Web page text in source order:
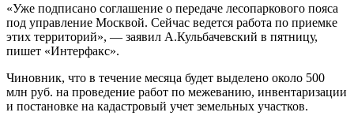
«Уже подписано соглашение о передаче лесопаркового пояса
под управление Москвой. Сейчас ведется работа по приемке
этих территорий», — заявил А.Кульбачевский в пятницу,
пишет «Интерфакс».
Чиновник, что в течение месяца будет выделено около 500
млн руб. на проведение работ по межеванию, инвентаризации
и постановке на кадастровый учет земельных участков.